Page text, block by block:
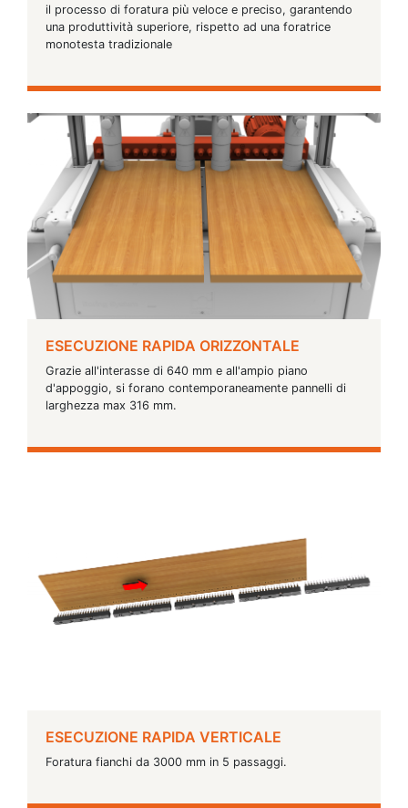
il processo di foratura più veloce e preciso, garantendo
una produttività superiore, rispetto ad una foratrice
monotesta tradizionale
ESECUZIONE RAPIDA ORIZZONTALE
Grazie all'interasse di 640 mm e all'ampio piano
d'appoggio, si forano contemporaneamente pannelli di
larghezza max 316 mm.
ESECUZIONE RAPIDA VERTICALE
Foratura fianchi da 3000 mm in 5 passaggi.